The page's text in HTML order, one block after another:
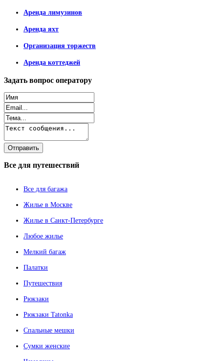
Аренда лимузинов
Аренда яхт
Организация торжеств
Аренда коттеджей
Задать вопрос оператору
Все для путешествий
Все для багажа
Жилье в Москве
Жилье в Санкт-Петербурге
Любое жилье
Мелкий багаж
Палатки
Путешествия
Рюкзаки
Рюкзаки Tatonka
Спальные мешки
Сумки женские